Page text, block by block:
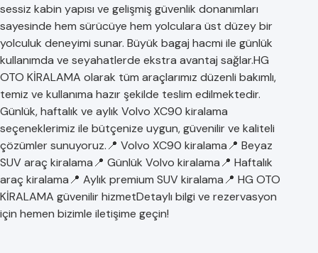
sessiz kabin yapısı ve gelişmiş güvenlik donanımları
sayesinde hem sürücüye hem yolculara üst düzey bir
yolculuk deneyimi sunar. Büyük bagaj hacmi ile günlük
kullanımda ve seyahatlerde ekstra avantaj sağlar.HG
OTO KİRALAMA olarak tüm araçlarımız düzenli bakımlı,
temiz ve kullanıma hazır şekilde teslim edilmektedir.
Günlük, haftalık ve aylık Volvo XC90 kiralama
seçeneklerimiz ile bütçenize uygun, güvenilir ve kaliteli
çözümler sunuyoruz.📍 Volvo XC90 kiralama📍 Beyaz
SUV araç kiralama📍 Günlük Volvo kiralama📍 Haftalık
araç kiralama📍 Aylık premium SUV kiralama📍 HG OTO
KİRALAMA güvenilir hizmetDetaylı bilgi ve rezervasyon
için hemen bizimle iletişime geçin!